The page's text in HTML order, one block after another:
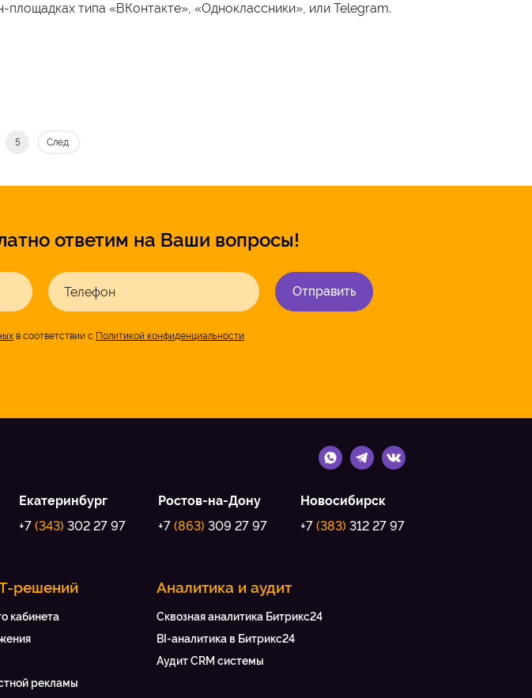
площадках типа «ВКонтакте», «Одноклассники», или Telegram.
5 След.
ответим на Ваши вопросы!
Телефон Отправить
в соответствии с Политикой конфиденциальности
Екатеринбург
+7 (343) 302 27 97
Ростов-на-Дону
+7(863) 309 27 97
Новосибирск
+7 (383) 312 27 97
решений
кабинета
рекламы
Аналитика и аудит
Сквозная аналитика Битрикс24
BI-аналитика в Битрикс24
Аудит CRM системы